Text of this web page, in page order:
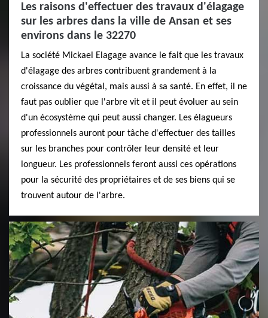
Les raisons d'effectuer des travaux d'élagage
sur les arbres dans la ville de Ansan et ses
environs dans le 32270
La société Mickael Elagage avance le fait que les travaux
d'élagage des arbres contribuent grandement à la
croissance du végétal, mais aussi à sa santé. En effet, il ne
faut pas oublier que l'arbre vit et il peut évoluer au sein
d'un écosystème qui peut aussi changer. Les élagueurs
professionnels auront pour tâche d'effectuer des tailles
sur les branches pour contrôler leur densité et leur
longueur. Les professionnels feront aussi ces opérations
pour la sécurité des propriétaires et de ses biens qui se
trouvent autour de l'arbre.